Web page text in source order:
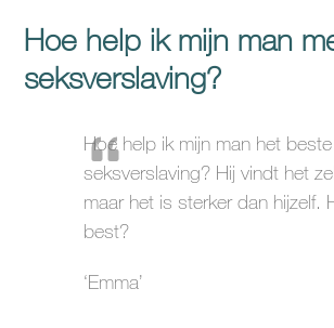
Hoe help ik mijn man
seksverslaving?
Hoe help ik mijn man het
seksverslaving? Hij vindt het
maar het is sterker dan hijzelf.
best?
‘Emma’